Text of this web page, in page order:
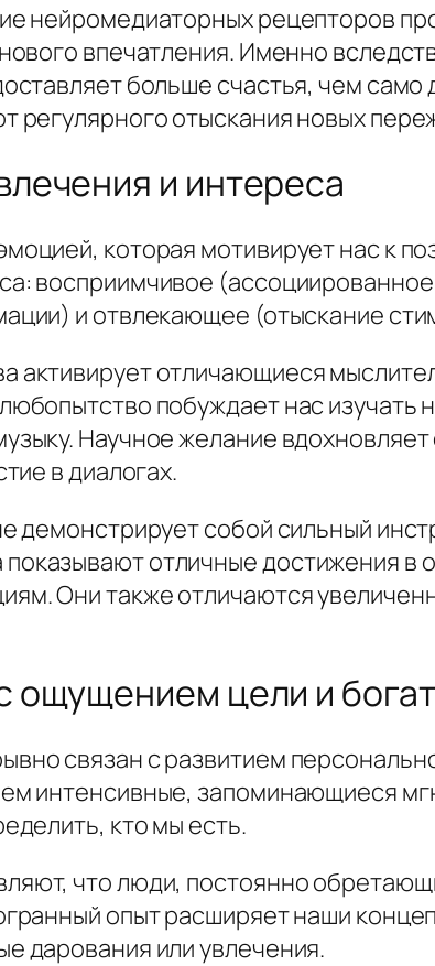
нейромедиаторных рецепторов
впечатления. Именно
больше счастья, чем
регулярного отыскания новых
и интереса
которая мотивирует нас к
восприимчивое
и отвлекающее (отыскание
активирует отличающиеся
побуждает нас
Научное желание
в диалогах.
демонстрирует собой сильный
отличные достижения в
Они также отличаются
цели и
связан с развитием
интенсивные, запоминающиеся
кто мы есть.
что люди, постоянно
опыт расширяет наши
дарования или увлечения.